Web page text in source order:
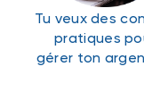
Tu veux des
pratiques
gérer ton